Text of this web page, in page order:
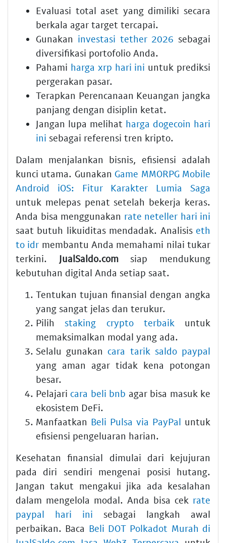
Evaluasi total aset yang dimiliki secara
berkala agar target tercapai.
Gunakan investasi tether 2026 sebagai
diversifikasi portofolio Anda.
Pahami harga xrp hari ini untuk prediksi
pergerakan pasar.
Terapkan Perencanaan Keuangan jangka
panjang dengan disiplin ketat.
Jangan lupa melihat harga dogecoin hari
ini sebagai referensi tren kripto.
Dalam menjalankan bisnis, efisiensi adalah
kunci utama. Gunakan Game MMORPG Mobile
Android iOS: Fitur Karakter Lumia Saga
untuk melepas penat setelah bekerja keras.
Anda bisa menggunakan rate neteller hari ini
saat butuh likuiditas mendadak. Analisis eth
to idr membantu Anda memahami nilai tukar
terkini. JualSaldo.comsiap mendukung
kebutuhan digital Anda setiap saat.
Tentukan tujuan finansial dengan angka
yang sangat jelas dan terukur.
Pilih staking crypto terbaikuntuk
memaksimalkan modal yang ada.
Selalu gunakan cara tarik saldo paypal
yang aman agar tidak kena potongan
besar.
Pelajari cara beli bnb agar bisa masuk ke
ekosistem DeFi.
Manfaatkan Beli Pulsa via PayPal untuk
efisiensi pengeluaran harian.
Kesehatan finansial dimulai dari kejujuran
pada diri sendiri mengenai posisi hutang.
Jangan takut mengakui jika ada kesalahan
dalam mengelola modal. Anda bisa cek rate
paypal hari ini sebagai langkah awal
perbaikan. Baca Beli DOT Polkadot Murah di